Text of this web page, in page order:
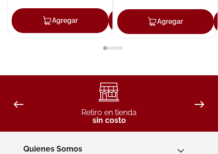
Agregar Agregar
Agregar
Retiro en tienda
sin costo
Quienes Somos